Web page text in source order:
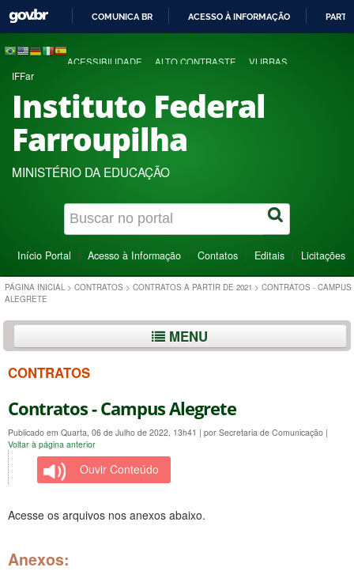
COMUNICA BR ACESSO À INFORMAÇÃO
ACESSIBILIDADE ALTO CONTRASTE VLIBRAS
IFFar
Instituto Federal
Farroupilha
MINISTÉRIO DA EDUCAÇÃO
Início Portal Acesso à Informação Contatos Editais Licitações
PÁGINA INICIAL > CONTRATOS > CONTRATOS A PARTIR DE 2021 > CONTRATOS - CAMPUS
ALEGRETE
MENU
CONTRATOS
Contratos - Campus Alegrete
Publicado em Quarta, 06 de Julho de 2022, 13h41 | por Secretaria de Comunicação |
Voltar à página anterior
Ouvir Conteúdo
Acesse os arquivos nos anexos abaixo.
Anexos: